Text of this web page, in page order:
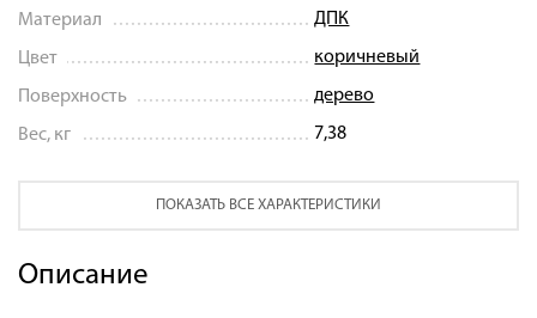
Материал ДПК
Цвет коричневый
Поверхность дерево
Вес, кг 7,38
ПОКАЗАТЬ ВСЕ ХАРАКТЕРИСТИКИ
Описание